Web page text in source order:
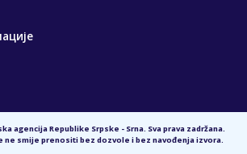
agencija Republike Srpske - Srna. Sva prava zadržana.
ne smije prenositi bez dozvole i bez navođenja izvora.